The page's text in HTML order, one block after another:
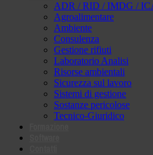
ADR / RID / IMDG /
Agroalimentare
Ambiente
Consulenza
Gestione rifiuti
Laboratorio Analisi
Risorse ambientali
Sicurezza sul lavoro
Sistemi di gestione
Sostanze pericolose
Tecnico-Giuridico